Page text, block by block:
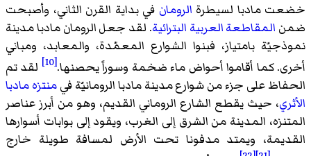
خضعت مادبا لسيطرة الرومان في بداية القرن الثاني، وأصبحت
ضمن المقاطعة العربية البترائية. لقد جعل الرومان مادبا مدينة
نموذجيّة بامتياز، فبنوا الشوارع المعمّدة، والمعابد، ومباني
أخرى. كما أقاموا أحواض ماء ضخمة وسوراً يحصنها.[10]
لقد تم
الحفاظ على جزء من شوارع مدينة مادبا الرومانيّة فيمنتزه مادبا
الأثري، حيث يقطع الشارع الروماني القديم، وهو من أبرز عناصر
المتنزه، المدينة من الشرق إلى الغرب، ويقود إلى بوابات أسوارها
القديمة، ويمتد مدفونا تحت الأرض لمسافة طويلة خارج